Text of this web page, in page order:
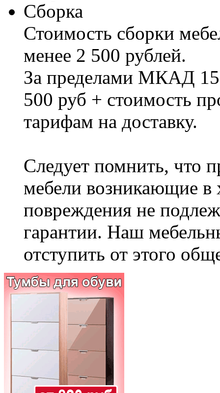
Сборка
Стоимость сборки
менее 2 500 рублей.
За пределами МКАД
500 руб + стоимость
тарифам на доставку.
Следует помнить, что
мебели возникающие в
повреждения не
гарантии. Наш
отступить от этого